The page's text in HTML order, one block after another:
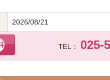
2026/08/21
TEL： 025-